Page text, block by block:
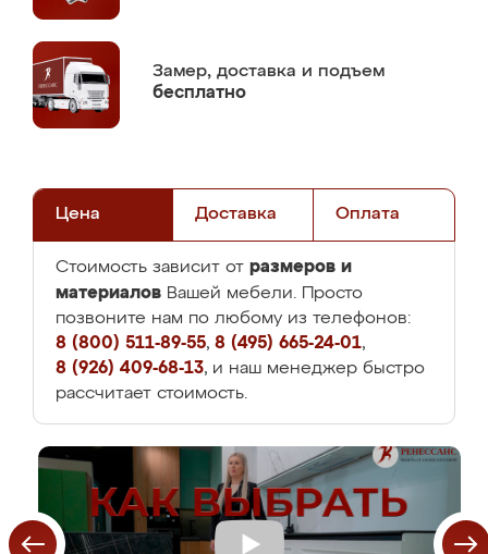
Замер, доставка и подъем
бесплатно
Цена Доставка Оплата
Стоимость зависит от размеров и
материалов Вашей мебели. Просто
позвоните нам по любому из телефонов:
8 (800) 511-89-55, 8 (495) 665-24-01,
8 (926) 409-68-13, и наш менеджер быстро
рассчитает стоимость.